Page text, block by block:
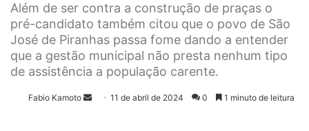
Além de ser contra a construção de praças o
pré-candidato também citou que o povo de São
José de Piranhas passa fome dando a entender
que a gestão municipal não presta nenhum tipo
de assistência a população carente.
Fabio Kamoto 11 de abril de 2024 0 1 minuto de leitura